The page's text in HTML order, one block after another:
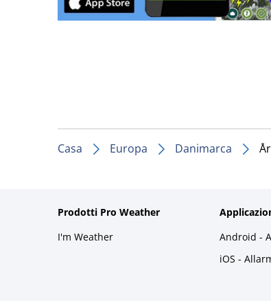
Casa Europa Danimarca
Prodotti Pro Weather
I'm Weather
Android -
iOS -